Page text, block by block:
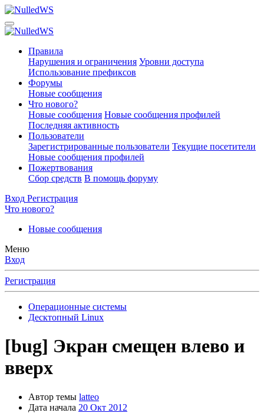
Правила
Нарушения и ограничения Уровни доступа
Использование префиксов
Форумы
Новые сообщения
Что нового?
Новые сообщения Новые сообщения профилей
Последняя активность
Пользователи
Зарегистрированные пользователи Текущие посетители
Новые сообщения профилей
Пожертвования
Сбор средств В помощь форуму
Вход Регистрация
Что нового?
Новые сообщения
Меню
Вход
Регистрация
Операционные системы
Десктопный Linux
[bug] Экран смещен влево и
вверх
Автор темы latteo
Дата начала 20 Окт 2012